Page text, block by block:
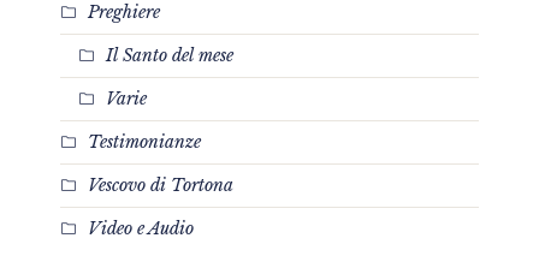
Preghiere
Il Santo del mese
Varie
Testimonianze
Vescovo di Tortona
Video e Audio